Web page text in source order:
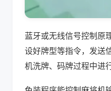
蓝牙或无线信号控制原
设好牌型等指令，发送
机洗牌、码牌过程中进